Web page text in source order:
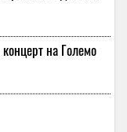
на Големо